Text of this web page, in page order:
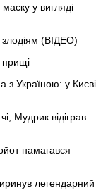
у вигляді
злодіям (ВІДЕО)
прищі
з Україною: у Києві
Мудрик відіграв
намагався
легендарний